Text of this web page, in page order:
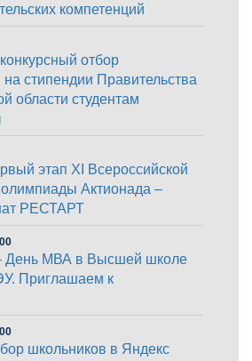
компетенций
отбор
на стипендии Правительства
области студентам
этап XI Всероссийской
олимпиады Актионада –
РЕСТАРТ
День МВА в Высшей школе
Приглашаем к
школьников в Яндекс